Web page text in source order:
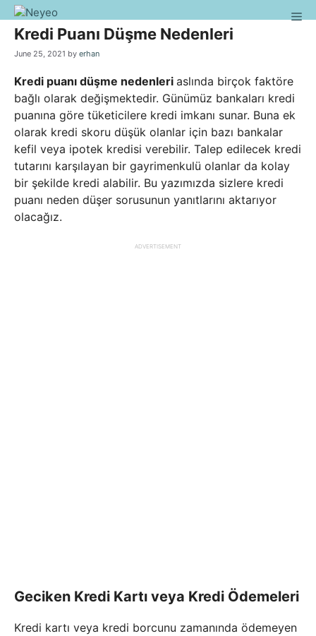
Skip
content
Kredi Puanı Düşme Nedenleri
June 25, 2021 by erhan
Kredi puanı düşme nedenleri aslında birçok faktöre
bağlı olarak değişmektedir. Günümüz bankaları kredi
puanına göre tüketicilere kredi imkanı sunar. Buna ek
olarak kredi skoru düşük olanlar için bazı bankalar
kefil veya ipotek kredisi verebilir. Talep edilecek kredi
tutarını karşılayan bir gayrimenkulü olanlar da kolay
bir şekilde kredi alabilir. Bu yazımızda sizlere kredi
puanı neden düşer sorusunun yanıtlarını aktarıyor
olacağız.
ADVERTISEMENT
Geciken Kredi Kartı veya Kredi Ödemeleri
Kredi kartı veya kredi borcunu zamanında ödemeyen